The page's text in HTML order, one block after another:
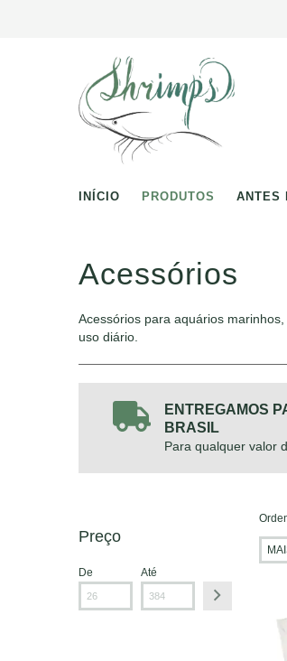
INÍCIO PRODUTOS ANTES
Acessórios
Acessórios para aquários
uso diário.
ENTREGAMOS
BRASIL
Para qualquer valor
Preço
De Até